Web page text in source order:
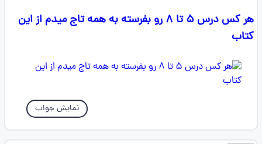
هر کس درس ۵ تا ۸ رو بفرسته به همه تاج میدم از این
کتاب
نمایش جواب